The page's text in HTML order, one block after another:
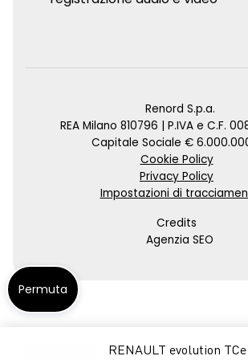
RENAULT evolution TCe
Renord S.p.a.
REA Milano 810796 | P.IVA e C.F.
Capitale Sociale €
Cookie Policy
Privacy Policy
Impostazioni di
Credits
Agenzia SEO
Permuta